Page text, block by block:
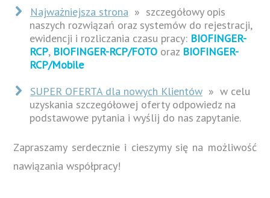
Najważniejsza strona » szczegółowy opis
naszych rozwiązań oraz systemów do rejestracji,
ewidencji i rozliczania czasu pracy: BIOFINGER-
RCP, BIOFINGER-RCP/FOTO oraz BIOFINGER-
RCP/Mobile
SUPER OFERTA dla nowych Klientów » w celu
uzyskania szczegółowej oferty odpowiedz na
podstawowe pytania i wyślij do nas zapytanie.
Zapraszamy serdecznie i cieszymy się na możliwość
nawiązania współpracy!